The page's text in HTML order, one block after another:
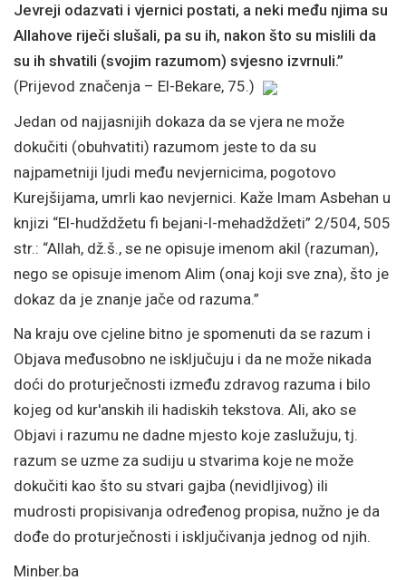
Jevreji odazvati i vjernici postati, a neki među njima su
Allahove riječi slušali, pa su ih, nakon što su mislili da
su ih shvatili (svojim razumom) svjesno izvrnuli.”
(Prijevod značenja – El-Bekare, 75.)
Jedan od najjasnijih dokaza da se vjera ne može
dokučiti (obuhvatiti) razumom jeste to da su
najpametniji ljudi među nevjernicima, pogotovo
Kurejšijama, umrli kao nevjernici. Kaže Imam Asbehan u
knjizi “El-hudždžetu fi bejani-l-mehadždžeti” 2/504, 505
str.: “Allah, dž.š., se ne opisuje imenom akil (razuman),
nego se opisuje imenom Alim (onaj koji sve zna), što je
dokaz da je znanje jače od razuma.”
Na kraju ove cjeline bitno je spomenuti da se razum i
Objava međusobno ne isključuju i da ne može nikada
doći do proturječnosti između zdravog razuma i bilo
kojeg od kur'anskih ili hadiskih tekstova. Ali, ako se
Objavi i razumu ne dadne mjesto koje zaslužuju, tj.
razum se uzme za sudiju u stvarima koje ne može
dokučiti kao što su stvari gajba (nevidljivog) ili
mudrosti propisivanja određenog propisa, nužno je da
dođe do proturječnosti i isključivanja jednog od njih.
Minber.ba